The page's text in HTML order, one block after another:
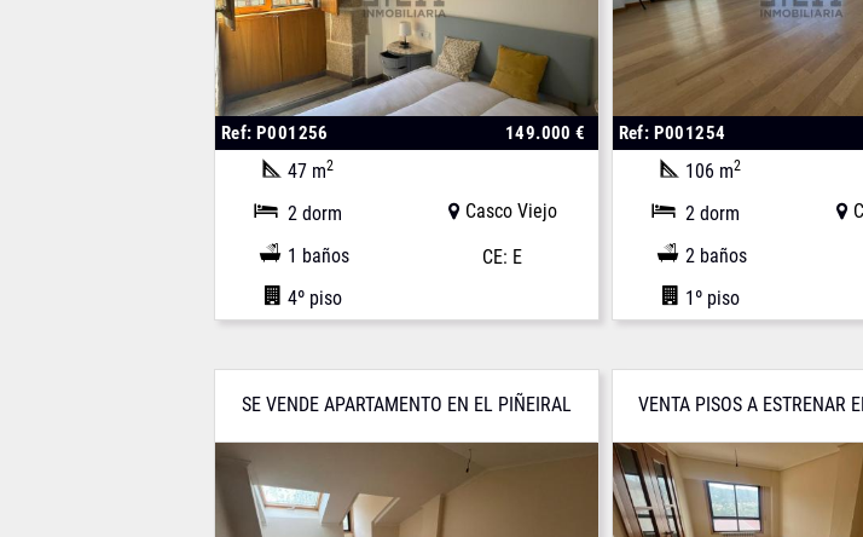
Ref: P001256 149.000 €
47 m2
2 dorm
1 baños
4º piso
Casco Viejo
CE: E
Ref: P001254
106 m2
2 dorm
2 baños
1º piso
SE VENDE APARTAMENTO EN EL PIÑEIRAL VENTA PISOS A ESTRENAR